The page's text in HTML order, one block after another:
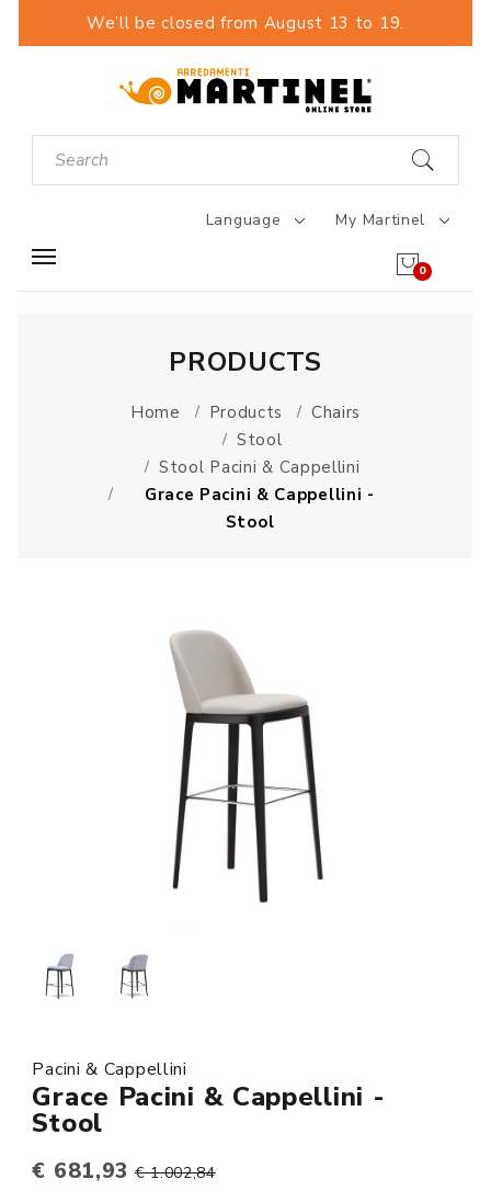
We’ll be closed from August 13 to 19.
Language My Martinel
0
PRODUCTS
Home Products
Chairs
Stool
Stool Pacini & Cappellini
Grace Pacini & Cappellini -
Stool
Pacini & Cappellini
Grace Pacini & Cappellini -
Stool
€ 681,93 € 1.002,84